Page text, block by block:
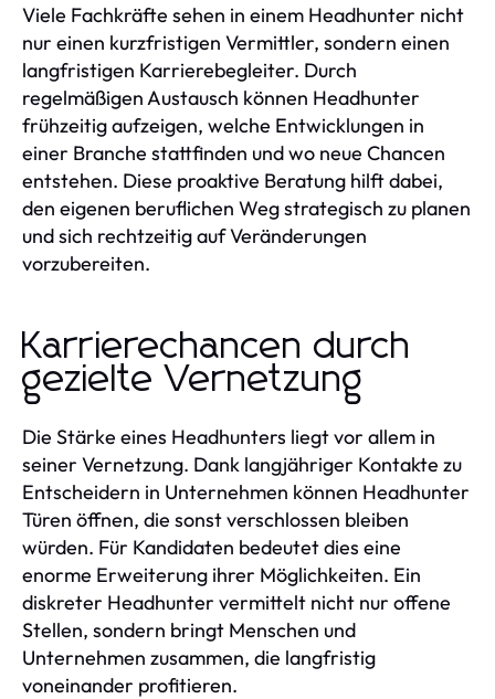
Viele Fachkräfte sehen in einem Headhunter nicht
nur einen kurzfristigen Vermittler, sondern einen
langfristigen Karrierebegleiter. Durch
regelmäßigen Austausch können Headhunter
frühzeitig aufzeigen, welche Entwicklungen in
einer Branche stattfinden und wo neue Chancen
entstehen. Diese proaktive Beratung hilft dabei,
den eigenen beruflichen Weg strategisch zu planen
und sich rechtzeitig auf Veränderungen
vorzubereiten.
Karrierechancen durch
gezielte Vernetzung
Die Stärke eines Headhunters liegt vor allem in
seiner Vernetzung. Dank langjähriger Kontakte zu
Entscheidern in Unternehmen können Headhunter
Türen öffnen, die sonst verschlossen bleiben
würden. Für Kandidaten bedeutet dies eine
enorme Erweiterung ihrer Möglichkeiten. Ein
diskreter Headhunter vermittelt nicht nur offene
Stellen, sondern bringt Menschen und
Unternehmen zusammen, die langfristig
voneinander profitieren.